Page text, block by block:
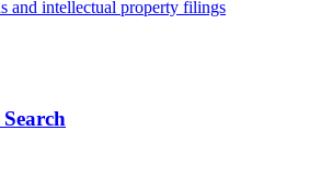
and intellectual property filings